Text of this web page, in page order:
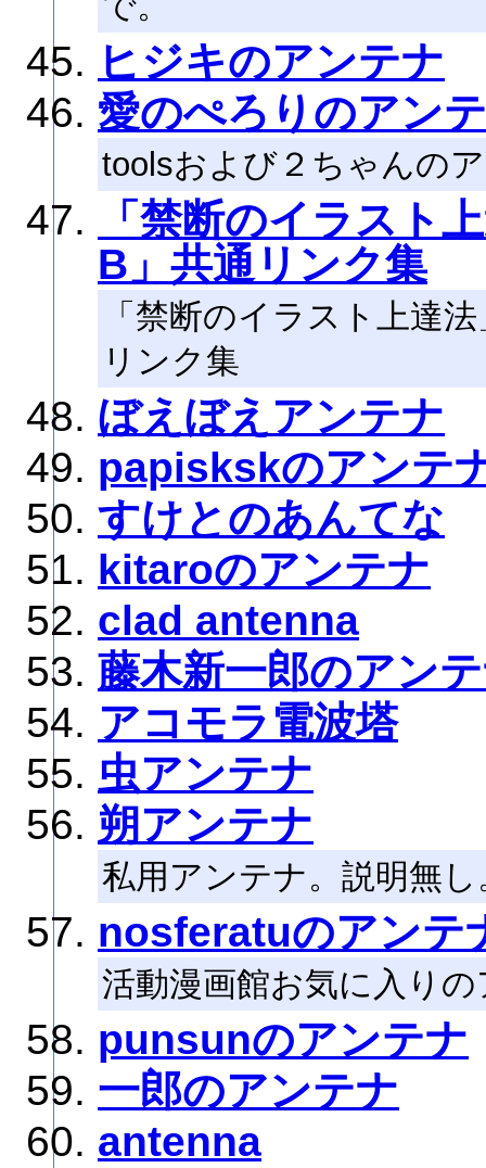
ヒジキのアンテナ
愛のぺろりのアン
toolsおよび２ちゃんの
「禁断のイラスト
B」共通リンク集
「禁断のイラスト上達
リンク集
ぼえぼえアンテナ
papiskskのアンテ
すけとのあんてな
kitaroのアンテナ
clad antenna
藤木新一郎のアン
アコモラ電波塔
虫アンテナ
朔アンテナ
私用アンテナ。説明無し
nosferatuのアンテ
活動漫画館お気に入り
punsunのアンテナ
一郎のアンテナ
antenna